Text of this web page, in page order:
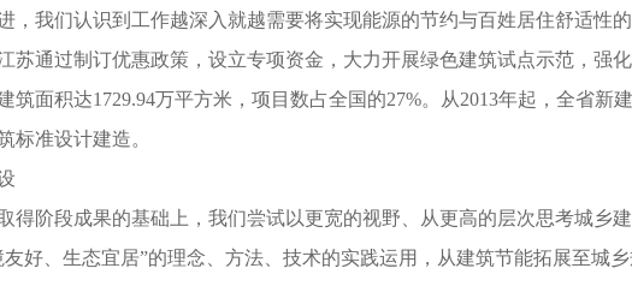
我们认识到工作越深入就越需要将实现能源的节约与百姓居住舒适性
苏通过制订优惠政策，设立专项资金，大力开展绿色建筑试点示范，强
筑面积达1729.94万平方米，项目数占全国的27%。从2013年起，全省
标准设计建造。
阶段成果的基础上，我们尝试以更宽的视野、从更高的层次思考城乡
好、生态宜居”的理念、方法、技术的实践运用，从建筑节能拓展至城